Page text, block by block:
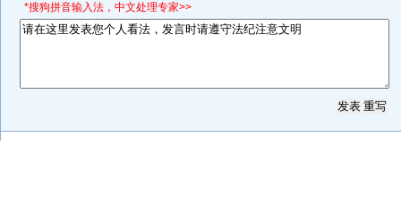
*搜狗拼音输入法，中文处理专家>>